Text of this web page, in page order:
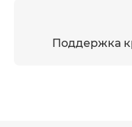
Поддержка